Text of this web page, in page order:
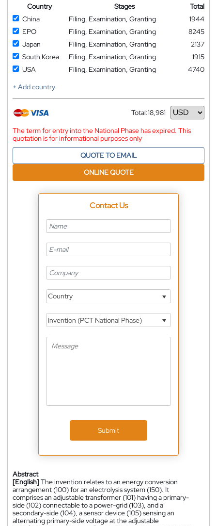
Country Stages
Total
China
Filing, Examination, Granting
1944
EPO
Filing, Examination, Granting
8245
Japan
Filing, Examination, Granting
2137
South Korea
Filing, Examination, Granting
1915
USA
Filing, Examination, Granting
4740
+ Add country
Total:18,981
Currency
The term for entry into the National Phase has expired. This
quotation is for informational purposes only
QUOTE TO EMAIL
ONLINE QUOTE
Contact Us
Country
Invention (PCT National Phase)
Submit
Abstract
[English]The invention relates to an energy conversion
arrangement (100) for an electrolysis system (150). It
comprises an adjustable transformer (101) having a primary-
side (102) connectable to a power-grid (103), and a
secondary-side (104), a sensor device (105) sensing an
alternating primary-side voltage at the adjustable